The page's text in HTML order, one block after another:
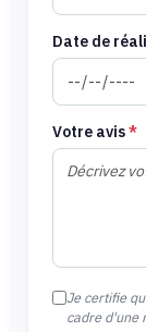
Date de
Votre avis*
Je certifie
cadre d'une